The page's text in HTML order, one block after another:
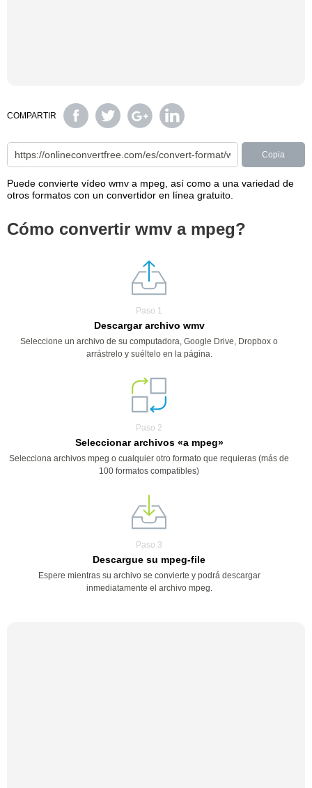
COMPARTIR
Copia
Puede convierte vídeo wmv a mpeg, así como a una variedad de
otros formatos con un convertidor en línea gratuito.
Cómo convertir wmv a mpeg?
Paso 1
Descargar archivo wmv
Seleccione un archivo de su computadora, Google Drive, Dropbox o
arrástrelo y suéltelo en la página.
Paso 2
Seleccionar archivos «a mpeg»
Selecciona archivos mpeg o cualquier otro formato que requieras (más de
100 formatos compatibles)
Paso 3
Descargue su mpeg-file
Espere mientras su archivo se convierte y podrá descargar
inmediatamente el archivo mpeg.